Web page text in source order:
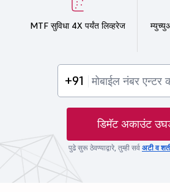
MTF सुविधा 4X पर्यंत लिव्हरेज
+91
डिमॅट अकाउंट
पुढे सुरू ठेवण्याद्वारे, तुम्ही सर्व अटी व